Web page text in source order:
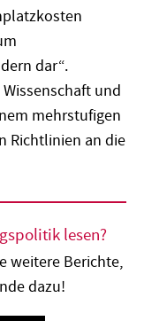
dar“.
und
mehrstufigen
Richtlinien an die
lesen?
weitere Berichte,
dazu!